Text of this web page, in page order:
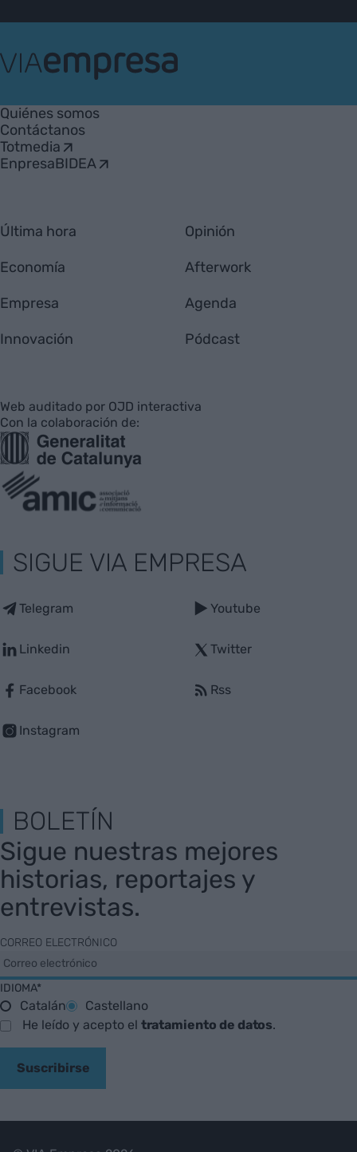
Empresa
Quiénes somos
Contáctanos
Totmedia
EnpresaBIDEA
Última hora
Economía
Empresa
Innovación
Opinión
Afterwork
Agenda
Pódcast
Web auditado por OJD interactiva
Con la colaboración de:
SIGUE VIA EMPRESA
Telegram
Linkedin
Facebook
Instagram
Youtube
Twitter
Rss
BOLETÍN
Sigue nuestras mejores
historias, reportajes y
entrevistas.
CORREO ELECTRÓNICO
IDIOMA*
Catalán
Castellano
He leído y acepto el tratamiento de datos.
Suscribirse